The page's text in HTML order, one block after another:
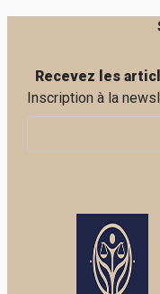
Recevez les
Inscription à la